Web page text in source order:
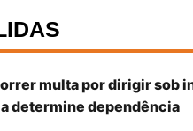
multa por dirigir sob
determine dependência